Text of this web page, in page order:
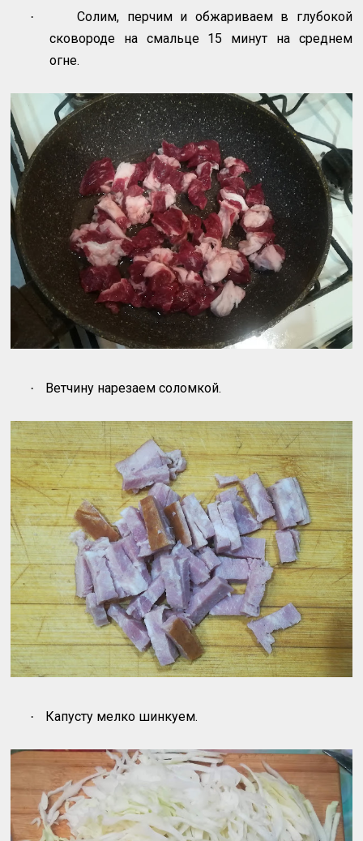
·
Солим, перчим и обжариваем в глубокой
сковороде на смальце 15 минут на среднем
огне.
· Ветчину нарезаем соломкой.
· Капусту мелко шинкуем.